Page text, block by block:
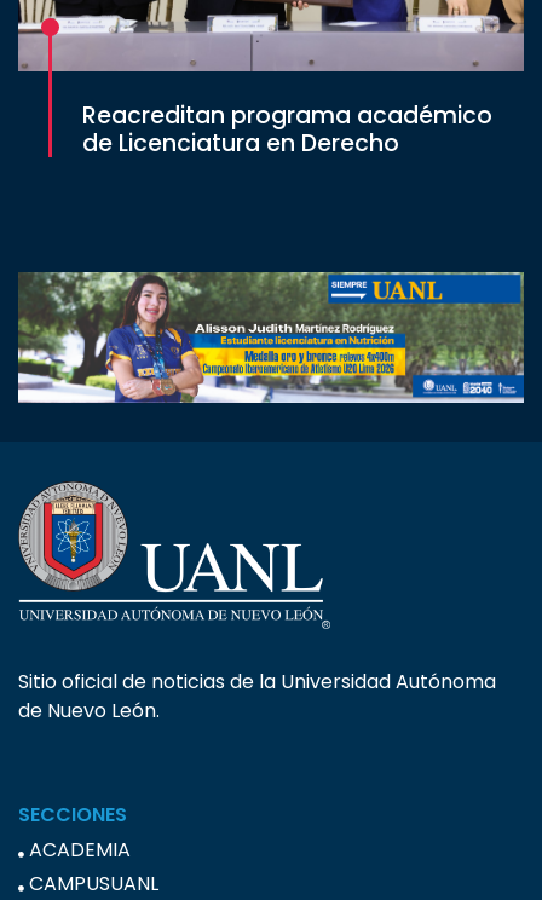
Reacreditan programa académico
de Licenciatura en Derecho
Sitio oficial de noticias de la Universidad Autónoma
de Nuevo León.
SECCIONES
ACADEMIA
CAMPUSUANL